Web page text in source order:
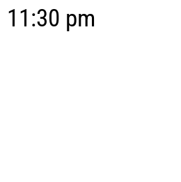
11:30 pm